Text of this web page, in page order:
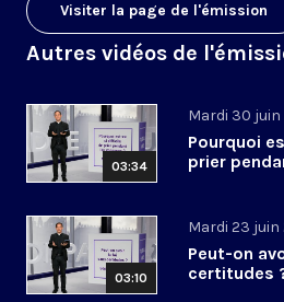
Visiter la page de l'émission
Autres vidéos de
03:34
Mardi 30 juin
Pourquoi
prier
03:10
Mardi 23 juin
Peut-on
certitudes